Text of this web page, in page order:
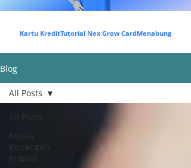
Kartu KreditTutorial Nex Grow CardMenabung
Blog
All Posts
Kelola
Keuangan
Pribadi
All Posts